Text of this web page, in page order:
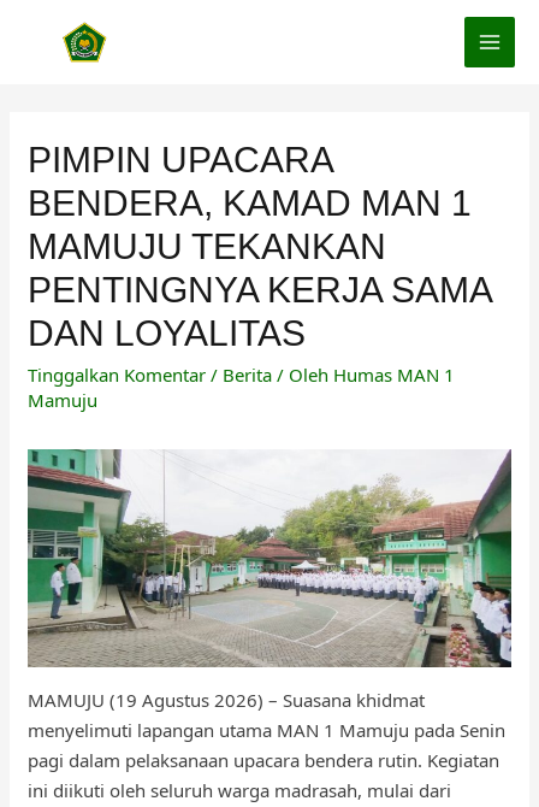
PIMPIN UPACARA
BENDERA, KAMAD MAN 1
MAMUJU TEKANKAN
PENTINGNYA KERJA SAMA
DAN LOYALITAS
Tinggalkan Komentar / Berita / Oleh Humas MAN 1
Mamuju
MAMUJU (19 Agustus 2026) – Suasana khidmat
menyelimuti lapangan utama MAN 1 Mamuju pada Senin
pagi dalam pelaksanaan upacara bendera rutin. Kegiatan
ini diikuti oleh seluruh warga madrasah, mulai dari